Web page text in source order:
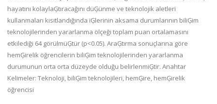
hayatını kolaylaĢtıracağını düĢünme ve teknolojik aletleri
kullanmaları kısıtlandığında iĢlerinin aksama durumlarının biliĢim
teknolojilerinden yararlanma ölçeği toplam puan ortalamasını
etkilediği 64 görülmüĢtür (p<0.05). AraĢtırma sonuçlarına göre
hemĢirelik öğrencilerin biliĢim teknolojilerinden yararlanma
durumunun orta orta düzeyde olduğu belirlenmiĢtir. Anahtar
Kelimeler: Teknoloji, biliĢim teknolojileri, hemĢire, hemĢirelik
öğrencisi